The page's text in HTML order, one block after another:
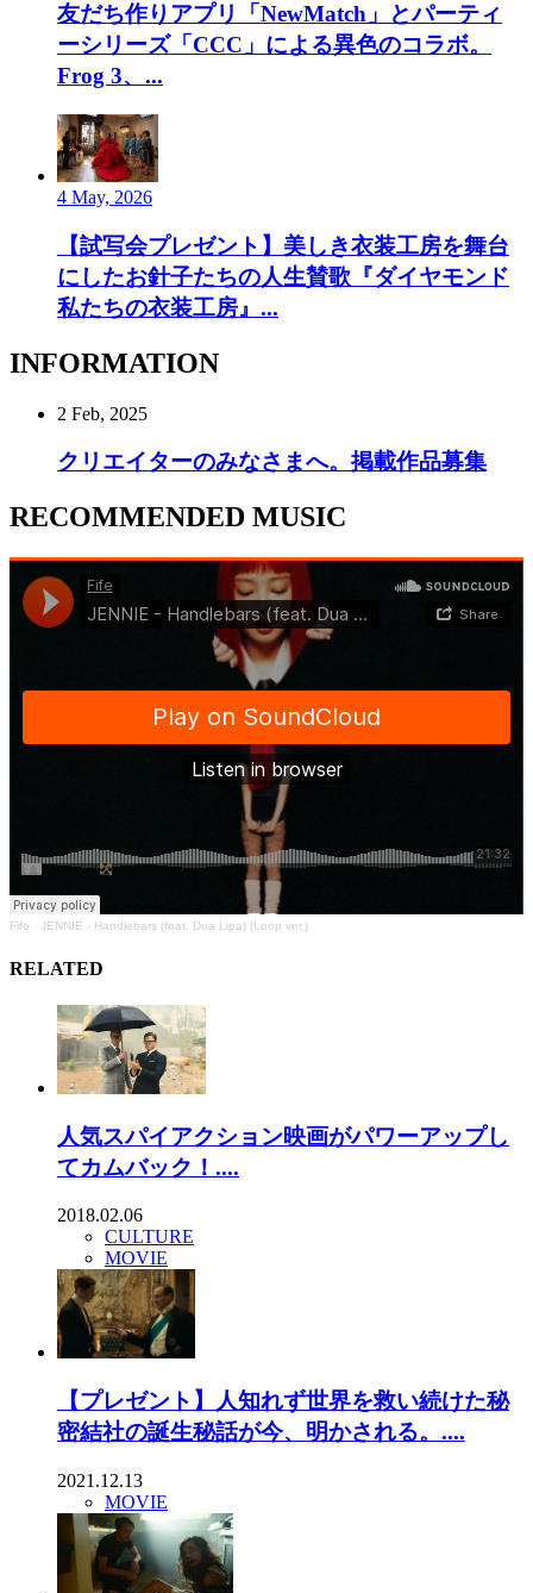
友だち作りアプリ「NewMatch」とパーティ
ーシリーズ「CCC」による異色のコラボ。
Frog 3、...
4 May, 2026
【試写会プレゼント】美しき衣装工房を舞台
にしたお針子たちの人生賛歌『ダイヤモンド
私たちの衣装工房』...
INFORMATION
2 Feb, 2025
クリエイターのみなさまへ。掲載作品募集
RECOMMENDED MUSIC
Fife · JENNIE - Handlebars (feat. Dua Lipa) (Loop ver.)
RELATED
人気スパイアクション映画がパワーアップし
てカムバック！....
2018.02.06
CULTURE
MOVIE
【プレゼント】人知れず世界を救い続けた秘
密結社の誕生秘話が今、明かされる。....
2021.12.13
MOVIE